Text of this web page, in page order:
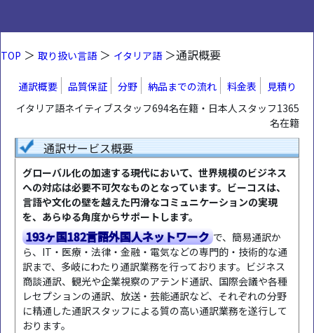
TOP ＞ 取り扱い言語＞ イタリア語＞通訳概要
通訳概要 品質保証 分野 納品までの流れ 料金表
見積り
イタリア語ネイティブスタッフ694名在籍・日本人スタッフ1365
名在籍
通訳サービス概要
グローバル化の加速する現代において、世界規模のビジネス
への対応は必要不可欠なものとなっています。ビーコスは、
言語や文化の壁を越えた円滑なコミュニケーションの実現
を、あらゆる角度からサポートします。
193ヶ国182言語外国人ネットワーク で、簡易通訳か
ら、IT・医療・法律・金融・電気などの専門的・技術的な通
訳まで、多岐にわたり通訳業務を行っております。ビジネス
商談通訳、観光や企業視察のアテンド通訳、国際会議や各種
レセプションの通訳、放送・芸能通訳など、それぞれの分野
に精通した通訳スタッフによる質の高い通訳業務を遂行して
おります。